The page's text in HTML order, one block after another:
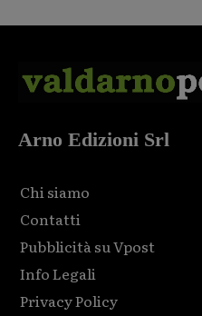
Arno Edizioni Srl
Chi siamo
Contatti
Pubblicità su Vpost
Info Legali
Privacy Policy